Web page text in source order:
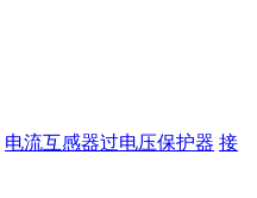
电流互感器过电压保护器 接